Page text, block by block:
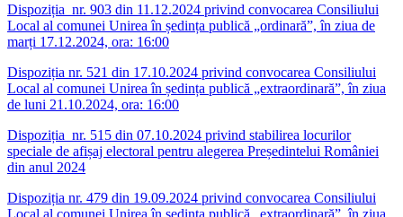
Dispoziția nr. 903 din 11.12.2024 privind convocarea Consiliului
Local al comunei Unirea în ședința publică „ordinară”, în ziua de
marți 17.12.2024, ora: 16:00
Dispoziția nr. 521 din 17.10.2024 privind convocarea Consiliului
Local al comunei Unirea în ședința publică „extraordinară”, în ziua
de luni 21.10.2024, ora: 16:00
Dispoziția nr. 515 din 07.10.2024 privind stabilirea locurilor
speciale de afișaj electoral pentru alegerea Președintelui României
din anul 2024
Dispoziția nr. 479 din 19.09.2024 privind convocarea Consiliului
Local al comunei Unirea în ședința publică „extraordinară”, în ziua